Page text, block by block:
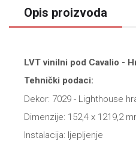
Opis proizvoda
LVT vinilni pod Cavalio -
Tehnički podaci:
Dekor: 7029 - Lighthouse
Dimenzije: 152,4 x 1219,2
Instalacija: ljepljenje